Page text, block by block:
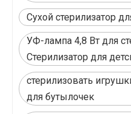
Сухой стерилизатор
УФ-лампа 4,8 Вт для
Стерилизатор для
стерилизовать
для бутылочек